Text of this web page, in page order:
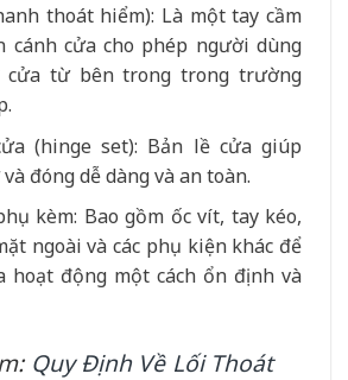
thoát hiểm): Là một tay cầm
cánh cửa cho phép người dùng
cửa từ bên trong trong trường
(hinge set): Bản lề cửa giúp
đóng dễ dàng và an toàn.
kèm: Bao gồm ốc vít, tay kéo,
ngoài và các phụ kiện khác để
hoạt động một cách ổn định và
Quy Định Về Lối Thoát